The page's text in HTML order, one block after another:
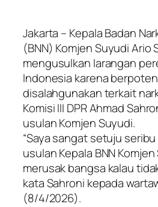
Jakarta – Kepala Badan
(BNN) Komjen Suyudi Ario
mengusulkan larangan
Indonesia karena
disalahgunakan terkait
Komisi III DPR Ahmad
usulan Komjen Suyudi.
“Saya sangat setuju
usulan Kepala BNN
merusak bangsa kalau
kata Sahroni kepada
(8/4/2026).